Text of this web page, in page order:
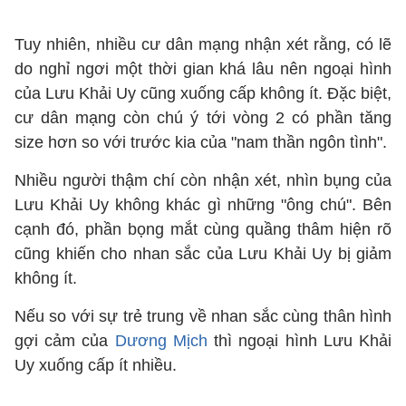
Tuy nhiên, nhiều cư dân mạng nhận xét rằng, có lẽ
do nghỉ ngơi một thời gian khá lâu nên ngoại hình
của Lưu Khải Uy cũng xuống cấp không ít. Đặc biệt,
cư dân mạng còn chú ý tới vòng 2 có phần tăng
size hơn so với trước kia của "nam thần ngôn tình".
Nhiều người thậm chí còn nhận xét, nhìn bụng của
Lưu Khải Uy không khác gì những "ông chú". Bên
cạnh đó, phần bọng mắt cùng quầng thâm hiện rõ
cũng khiến cho nhan sắc của Lưu Khải Uy bị giảm
không ít.
Nếu so với sự trẻ trung về nhan sắc cùng thân hình
gợi cảm của Dương Mịch thì ngoại hình Lưu Khải
Uy xuống cấp ít nhiều.